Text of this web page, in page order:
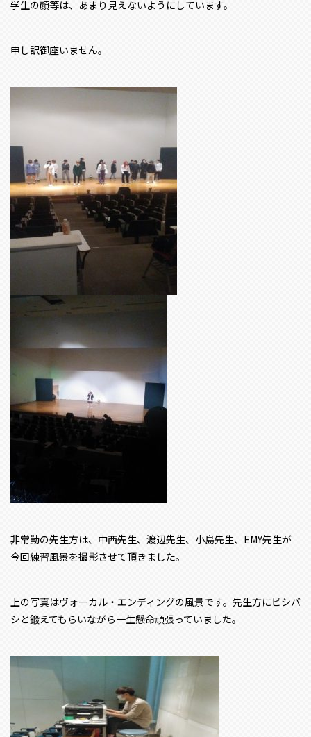
学生の顔等は、あまり見えないようにしています。
申し訳御座いません。
非常勤の先生方は、中西先生、渡辺先生、小島先生、EMY先生が
今回練習風景を撮影させて頂きました。
上の写真はヴォーカル・エンディングの風景です。先生方にビシバ
シと鍛えてもらいながら一生懸命頑張っていました。